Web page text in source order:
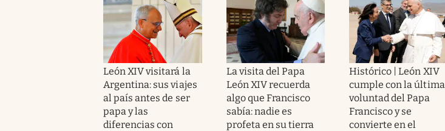
León XIV visitará la
Argentina: sus viajes
al país antes de ser
papa y las
diferencias con
La visita del Papa
León XIV recuerda
algo que Francisco
sabía: nadie es
profeta en su tierra
Histórico | León XIV
cumple con la última
voluntad del Papa
Francisco y se
convierte en el